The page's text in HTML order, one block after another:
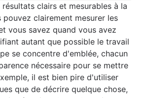
clairs et mesurables à la
pouvez clairement mesurer les
vous savez quand vous avez
autant que possible le travail
se concentre d'emblée, chacun
nécessaire pour se mettre
il est bien pire d'utiliser
que de décrire quelque chose,